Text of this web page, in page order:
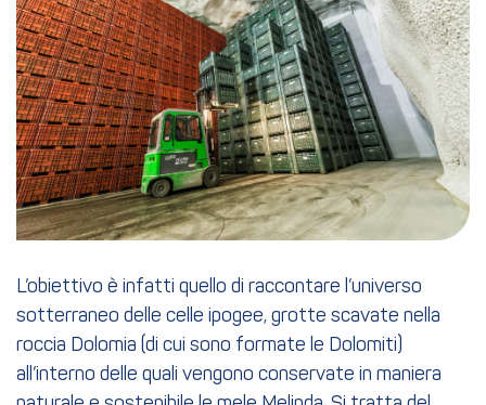
L’obiettivo è infatti quello di raccontare l’universo
sotterraneo delle celle ipogee, grotte scavate nella
roccia Dolomia (di cui sono formate le Dolomiti)
all’interno delle quali vengono conservate in maniera